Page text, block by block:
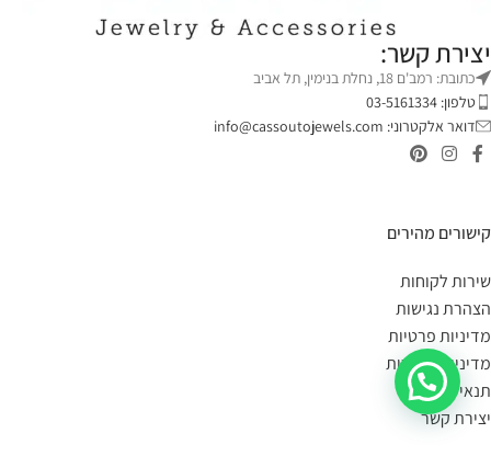
יצירת קשר:
כתובת: רמב'ם 18, נחלת בנימין, תל אביב
טלפון: 03-5161334
דואר אלקטרוני: info@cassoutojewels.com
קישורים מהירים
שירות לקוחות
הצהרת נגישות
מדיניות פרטיות
מדיניות החזרות
תנאי שימוש
יצירת קשר